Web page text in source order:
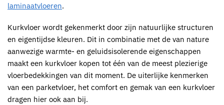
laminaatvloeren.
Kurkvloer wordt gekenmerkt door zijn natuurlijke structuren
en eigentijdse kleuren. Dit in combinatie met de van nature
aanwezige warmte- en geluidsisolerende eigenschappen
maakt een kurkvloer kopen tot één van de meest plezierige
vloerbedekkingen van dit moment. De uiterlijke kenmerken
van een parketvloer, het comfort en gemak van een kurkvloer
dragen hier ook aan bij.